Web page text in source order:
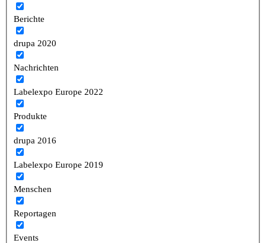
Berichte
drupa 2020
Nachrichten
Labelexpo Europe 2022
Produkte
drupa 2016
Labelexpo Europe 2019
Menschen
Reportagen
Events